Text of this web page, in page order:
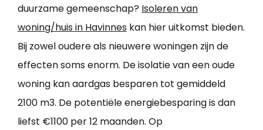
duurzame gemeenschap? Isoleren van
woning/huis in Havinnes kan hier uitkomst bieden.
Bij zowel oudere als nieuwere woningen zijn de
effecten soms enorm. De isolatie van een oude
woning kan aardgas besparen tot gemiddeld
2100 m3. De potentiële energiebesparing is dan
liefst €1100 per 12 maanden. Op